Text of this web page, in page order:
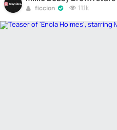
ficcion 11.1k